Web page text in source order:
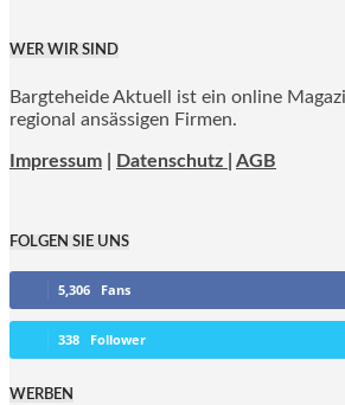
WER WIR SIND
Bargteheide Aktuell ist ein online
regional ansässigen Firmen.
Impressum Datenschutz | AGB
FOLGEN SIE UNS
5,306 Fans
338 Follower
WERBEN